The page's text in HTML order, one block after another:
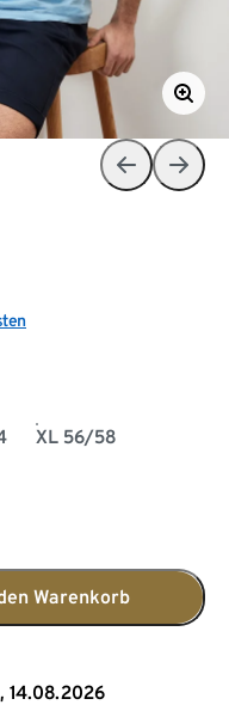
XL 56/58
Warenkorb
14.08.2026